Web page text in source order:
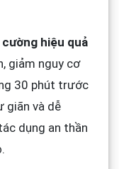
hiệu quả
giảm nguy cơ
30 phút trước
giãn và dễ
dụng an thần